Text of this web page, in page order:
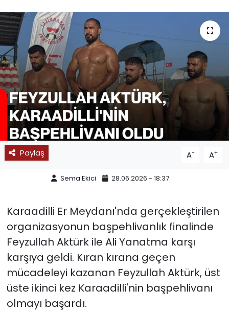
Paylaş A- A+
Sema Ekici 28.06.2026 - 18:37
Karaadilli Er Meydanı'nda gerçekleştirilen
organizasyonun başpehlivanlık finalinde
Feyzullah Aktürk ile Ali Yanatma karşı
karşıya geldi. Kıran kırana geçen
mücadeleyi kazanan Feyzullah Aktürk, üst
üste ikinci kez Karaadilli'nin başpehlivanı
olmayı başardı.
SPOR
11:11 MANŞET